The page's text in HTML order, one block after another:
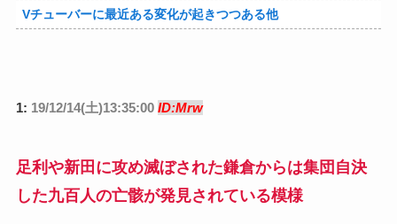
Vチューバーに最近ある変化が起きつつある他
1: 19/12/14(土)13:35:00 ID:Mrw
足利や新田に攻め滅ぼされた鎌倉からは集団自決
した九百人の亡骸が発見されている模様